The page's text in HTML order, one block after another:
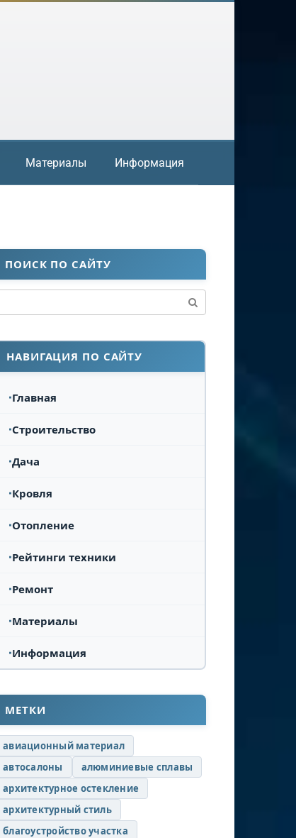
Материалы Информация
ПОИСК ПО САЙТУ
НАВИГАЦИЯ ПО САЙТУ
Главная
Строительство
Дача
Кровля
Отопление
Рейтинги техники
Ремонт
Материалы
Информация
МЕТКИ
авиационный материал
автосалоны
алюминиевые сплавы
архитектурное остекление
архитектурный стиль
благоустройство участка